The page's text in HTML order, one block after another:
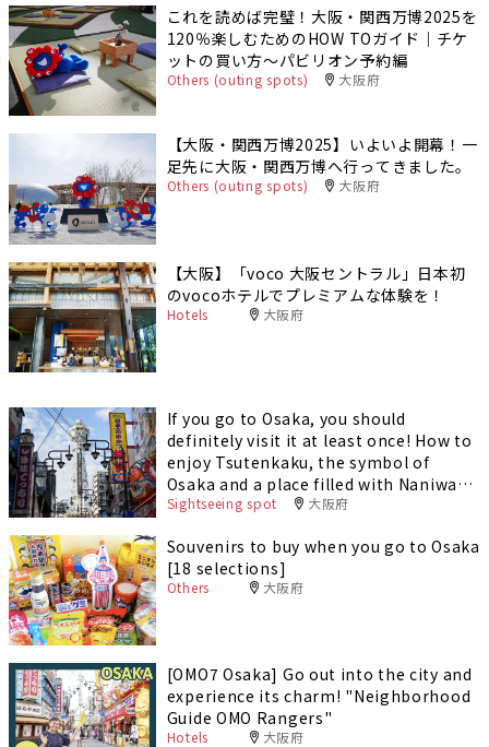
これを読めば完璧！大阪・関西万博2025を
120％楽しむためのHOW TOガイド｜チケ
ットの買い方〜パビリオン予約編
Others (outing spots) 大阪府
【大阪・関西万博2025】いよいよ開幕！一
足先に大阪・関西万博へ行ってきました。
Others (outing spots) 大阪府
【大阪】「voco 大阪セントラル」日本初
のvocoホテルでプレミアムな体験を！
Hotels 大阪府
If you go to Osaka, you should
definitely visit it at least once! How to
enjoy Tsutenkaku, the symbol of
Osaka and a place filled with Naniwa
culture
Sightseeing spot 大阪府
Souvenirs to buy when you go to Osaka
[18 selections]
Others 大阪府
[OMO7 Osaka] Go out into the city and
experience its charm! "Neighborhood
Guide OMO Rangers"
Hotels 大阪府